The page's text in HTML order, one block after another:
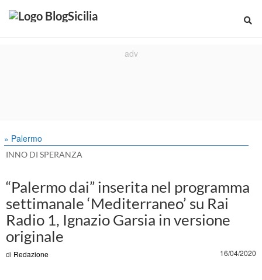
» Palermo
INNO DI SPERANZA
“Palermo dai” inserita nel programma
settimanale ‘Mediterraneo’ su Rai
Radio 1, Ignazio Garsia in versione
originale
di Redazione 16/04/2020